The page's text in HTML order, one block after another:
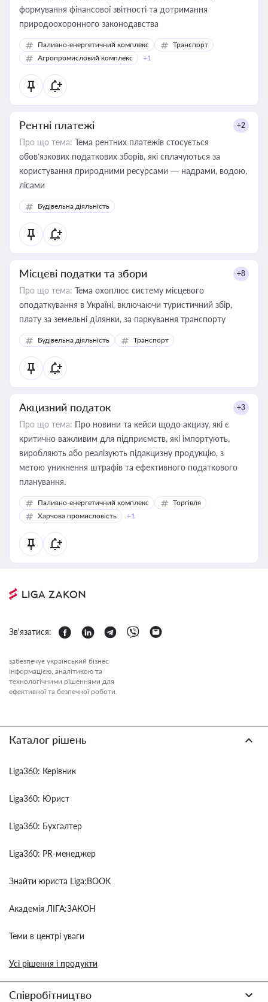
формування фінансової звітності та дотримання
природоохоронного законодавства
Паливно-енергетичний комплекс
Транспорт
Агропромисловий комплекс
+1
Рентні платежі +2
Про що тема: Тема рентних платежів стосується
обов’язкових податкових зборів, які сплачуються за
користування природними ресурсами — надрами, водою,
лісами
Будівельна діяльність
Місцеві податки та збори +8
Про що тема: Тема охоплює систему місцевого
оподаткування в Україні, включаючи туристичний збір,
плату за земельні ділянки, за паркування транспорту
Будівельна діяльність Транспорт
Акцизний податок +3
Про що тема: Про новини та кейси щодо акцизу, які є
критично важливим для підприємств, які імпортують,
виробляють або реалізують підакцизну продукцію, з
метою уникнення штрафів та ефективного податкового
планування.
Паливно-енергетичний комплекс
Торгівля
Харчова промисловість
+1
Зв'язатися:
забезпечує український бізнес
інформацією, аналітикою та
технологічними рішеннями для
ефективної та безпечної роботи.
Каталог рішень
Liga360: Керівник
Liga360: Юрист
Liga360: Бухгалтер
Liga360: PR-менеджер
Знайти юриста Liga:BOOK
Академія ЛІГА:ЗАКОН
Теми в центрі уваги
Усі рішення і продукти
Співробітництво